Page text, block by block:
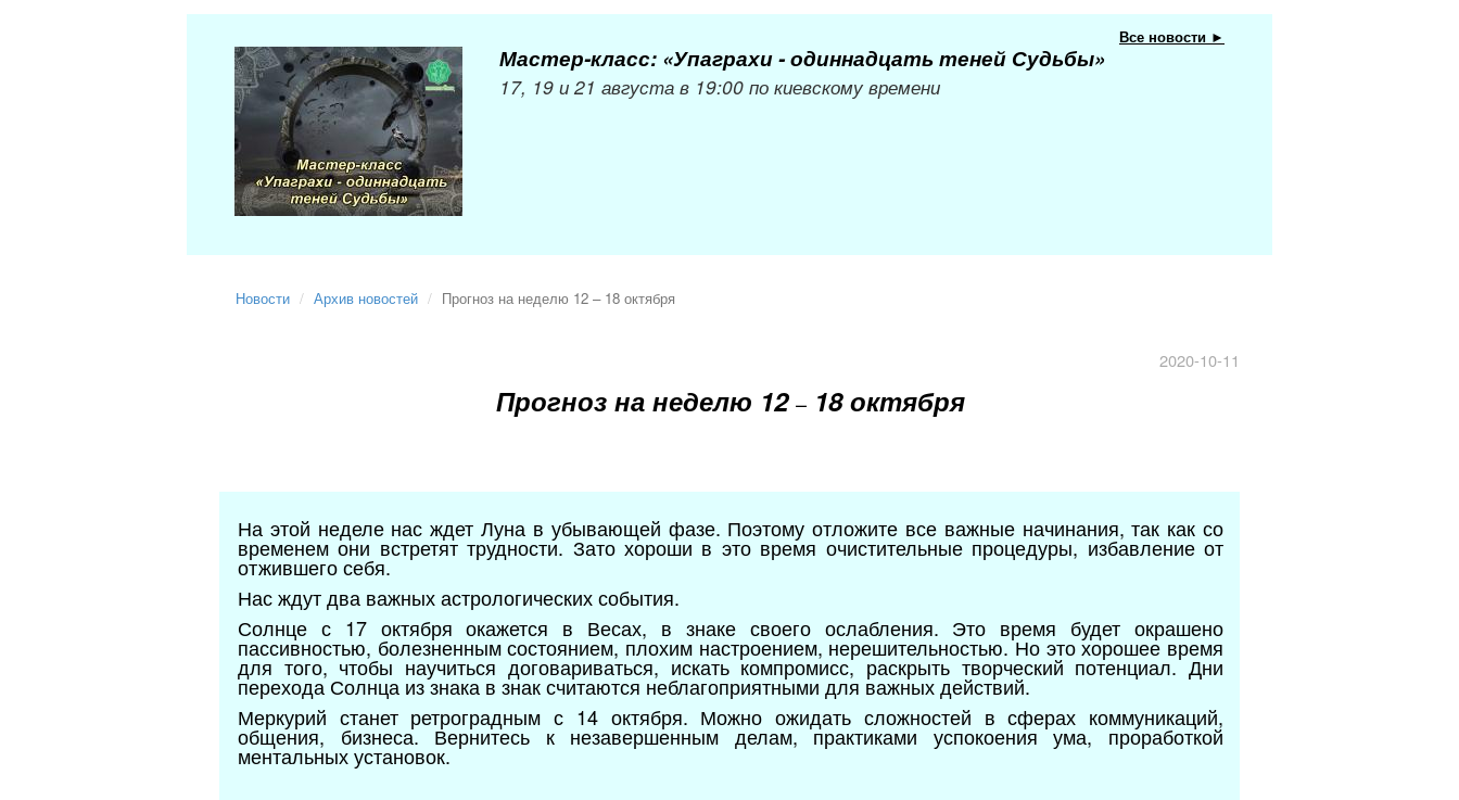
Все новости ►
Мастер-класс: «Упаграхи - одиннадцать теней Судьбы»
17, 19 и 21 августа в 19:00 по киевскому времени
Новости Архив новостей Прогноз на неделю 12 – 18 октября
2020-10-11
Прогноз на неделю 12 – 18 октября
На этой неделе нас ждет Луна в убывающей фазе. Поэтому отложите все важные начинания, так как со
временем они встретят трудности. Зато хороши в это время очистительные процедуры, избавление от
отжившего себя.
Нас ждут два важных астрологических события.
Солнце с 17 октября окажется в Весах, в знаке своего ослабления. Это время будет окрашено
пассивностью, болезненным состоянием, плохим настроением, нерешительностью. Но это хорошее время
для того, чтобы научиться договариваться, искать компромисс, раскрыть творческий потенциал. Дни
перехода Солнца из знака в знак считаются неблагоприятными для важных действий.
Меркурий станет ретроградным с 14 октября. Можно ожидать сложностей в сферах коммуникаций,
общения, бизнеса. Вернитесь к незавершенным делам, практиками успокоения ума, проработкой
ментальных установок.